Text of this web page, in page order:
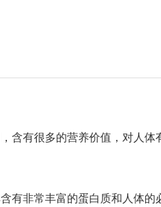
有很多的营养价值，对人体
非常丰富的蛋白质和人体的